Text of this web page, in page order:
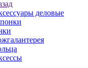
деловые